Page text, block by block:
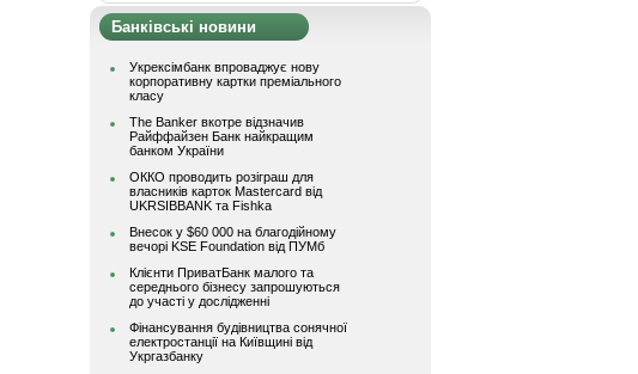
Банківські новини
Укрексімбанк впроваджує нову
корпоративну картки преміального
класу
The Banker вкотре відзначив
Райффайзен Банк найкращим
банком України
ОККО проводить розіграш для
власників карток Mastercard від
UKRSIBBANK та Fishka
Внесок у $60 000 на благодійному
вечорі KSE Foundation від ПУМб
Клієнти ПриватБанк малого та
середнього бізнесу запрошуються
до участі у дослідженні
Фінансування будівництва сонячної
електростанції на Київщині від
Укргазбанку